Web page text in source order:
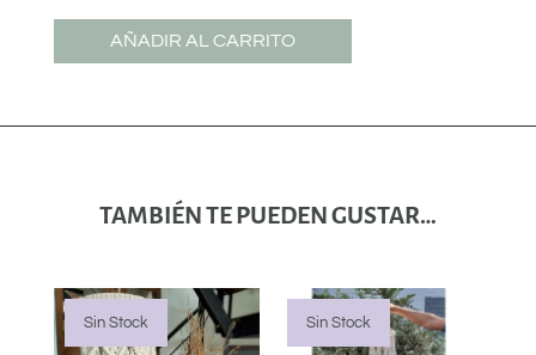
AÑADIR AL CARRITO
TAMBIÉN TE PUEDEN GUSTAR…
Sin Stock Sin Stock